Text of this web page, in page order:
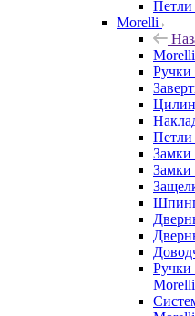
Петли
Morelli
Morelli
Ручки
Замки
Замки
Ручки
Morelli